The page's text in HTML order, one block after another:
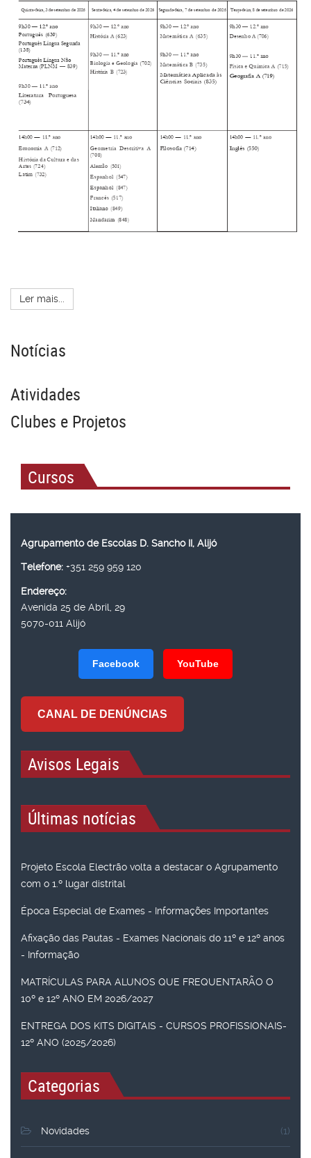
Ler mais...
Notícias
Atividades
Clubes e Projetos
Cursos
Agrupamento de Escolas D. Sancho II, Alijó
Telefone: +351 259 959 120
Endereço:
Avenida 25 de Abril, 29
5070-011 Alijó
Facebook YouTube
CANAL DE DENÚNCIAS
Avisos Legais
Últimas notícias
Projeto Escola Electrão volta a destacar o Agrupamento
com o 1.º lugar distrital
Época Especial de Exames - Informações Importantes
Afixação das Pautas - Exames Nacionais do 11º e 12º anos
- Informação
MATRÍCULAS PARA ALUNOS QUE FREQUENTARÃO O
10º e 12º ANO EM 2026/2027
ENTREGA DOS KITS DIGITAIS - CURSOS PROFISSIONAIS-
12º ANO (2025/2026)
Categorias
Novidades (1)